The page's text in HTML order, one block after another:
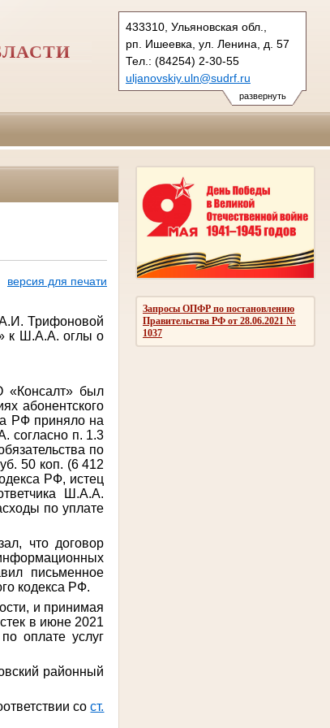
развернуть
433310, Ульяновская обл.,
рп. Ишеевка, ул. Ленина, д. 57
Тел.: (84254) 2-30-55
uljanovskiy.uln@sudrf.ru
Запросы ОПФР по постановлению
Правительства РФ от 28.06.2021 №
1037
версия для печати
А.И. Трифоновой
к Ш.А.А. оглы о
был
абонентского
РФ приняло на
согласно п. 1.3
по
50 коп. (6 412
РФ, истец
Ш.А.А.
по уплате
что договор
письменное
кодекса РФ.
и принимая
в июне 2021
оплате услуг
районный
сост.